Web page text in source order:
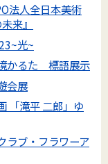
法人全日本美術
来』
光~
かるた 標語展示
会展
「滝平 二郎」ゆ
ラブ・フラワーア